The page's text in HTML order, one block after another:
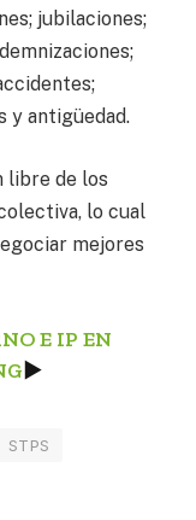
jubilaciones;
y antigüedad.
libre de los
lo cual
mejores
E IP EN
►
STPS